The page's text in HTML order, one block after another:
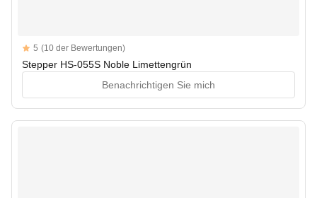
Reviews
5 out of 5 stars
5 (10 der Bewertungen)
Stepper HS-055S Noble Limettengrün
Benachrichtigen Sie mich